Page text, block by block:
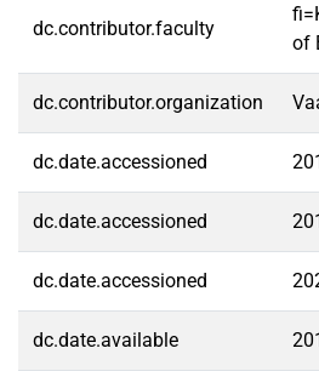
dc.contributor.faculty
of
dc.contributor.organization
dc.date.accessioned
dc.date.accessioned
dc.date.accessioned
dc.date.available